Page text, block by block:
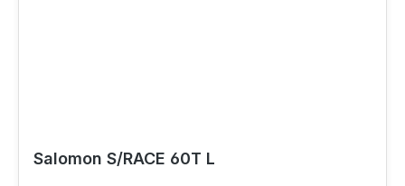
Salomon S/RACE 60T L